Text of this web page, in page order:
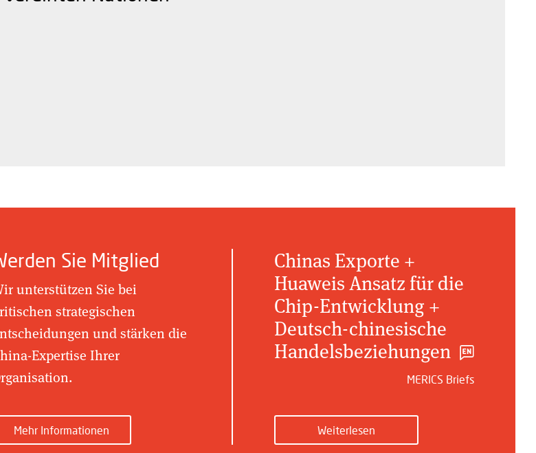
Sie Mitglied
unterstützen Sie bei
strategischen
und stärken die
Expertise Ihrer
Mehr Informationen
Chinas Exporte +
Huaweis Ansatz für die
Chip-Entwicklung +
Deutsch-chinesische
Handelsbeziehungen
MERICS Briefs
Weiterlesen